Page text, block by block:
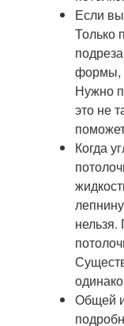
Если вы
Только
формы,
Нужно
это не
Когда
Общей